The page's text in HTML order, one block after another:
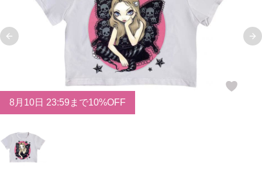
Previous slide
8月 10日 23:59まで10%OFF